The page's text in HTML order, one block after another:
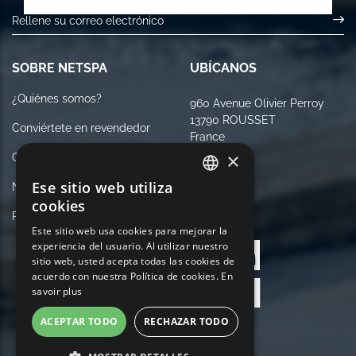
SOBRE NETSPA
¿Quiénes somos?
Conviértete en revendedor
Contáctenos
Notas Legales
Política de Privacidad
UBÍCANOS
960 Avenue Olivier Perroy
13790 ROUSSET
France
GERMAN
ITALIAN
SPANISH
×
Ese sitio web utiliza
cookies
Este sitio web usa cookies para mejorar la
experiencia del usuario. Al utilizar nuestro
sitio web, usted acepta todas las cookies de
acuerdo con nuestra Política de cookies. En
savoir plus
ACEPTAR TODO RECHAZAR TODO